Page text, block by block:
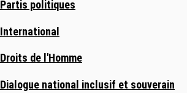
Partis politiques
International
Droits de l'Homme
Dialogue national inclusif et souverain